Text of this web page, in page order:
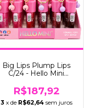
Big Lips Plump Lips
C/24 - Hello Mini
R$187,92
3 x de R$62,64 sem juros